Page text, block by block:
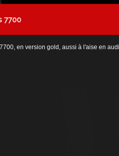
7700
en version gold, aussi à l'aise en